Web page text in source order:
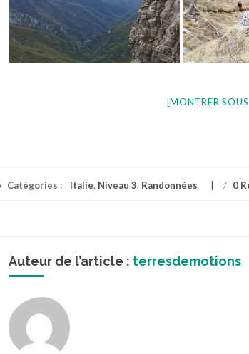
[MONTRER
Catégories : Italie, Niveau 3, Randonnées / 0
Auteur de l’article : terresdemotions